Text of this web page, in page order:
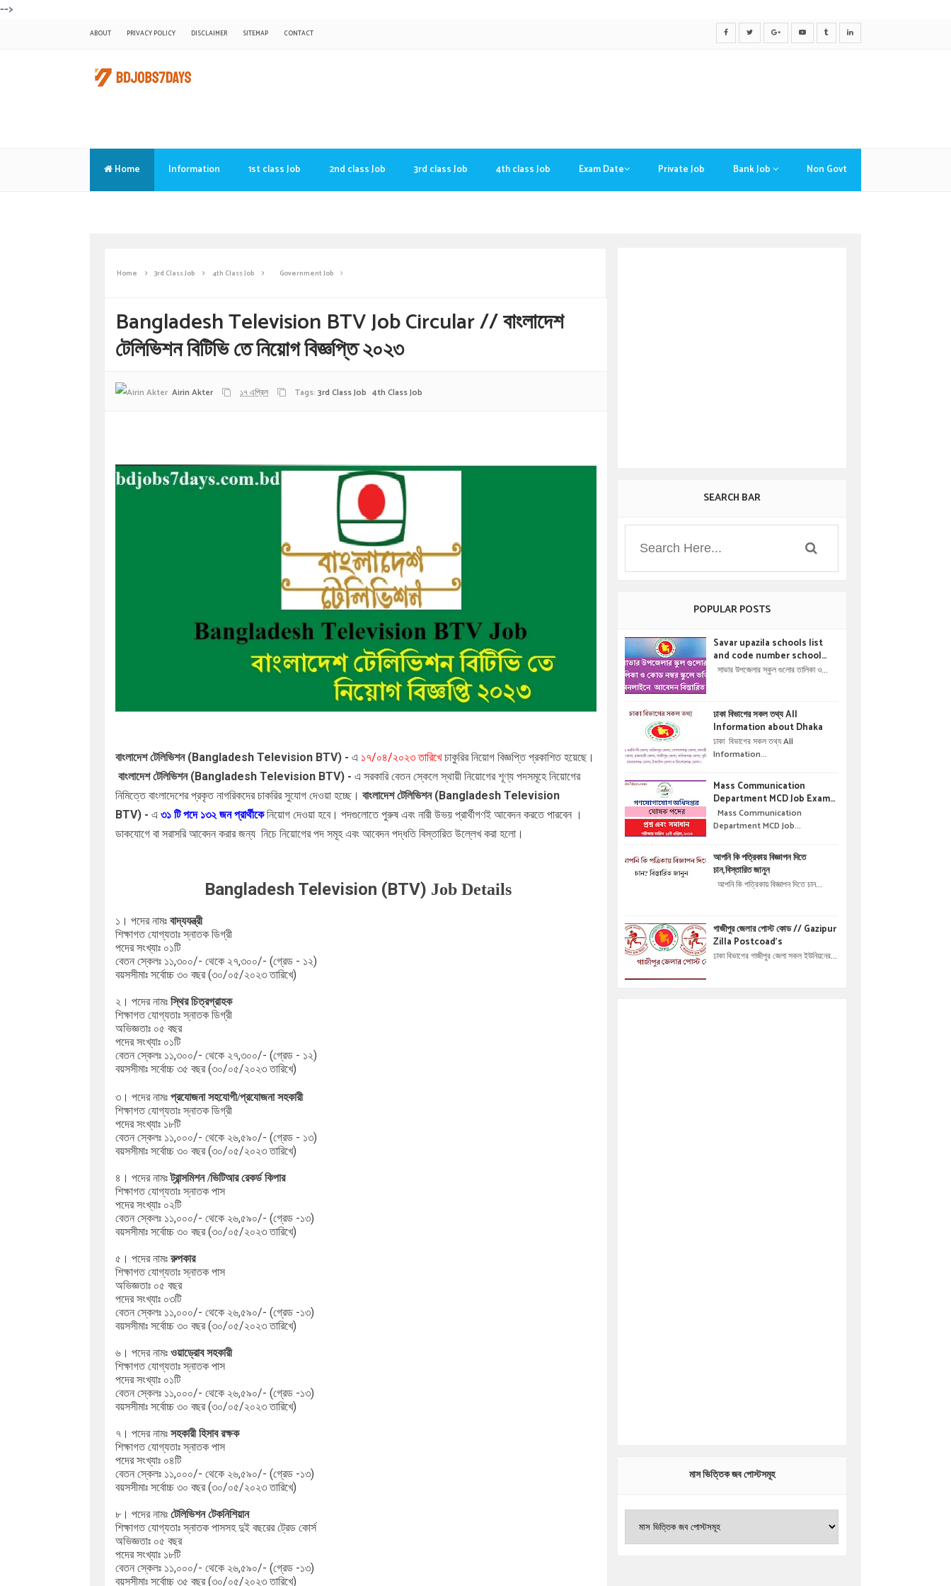
-->
ABOUT PRIVACY POLICY DISCLAIMER SITEMAP CONTACT
Home Information 1st class Job 2nd class Job 3rd class Job 4th class Job Exam Date Private Job Bank Job Non Govt
Home 3rd Class Job 4th Class Job Government Job
Bangladesh Television BTV Job Circular // বাংলাদেশ
টেলিভিশন বিটিভি তে নিয়োগ বিজ্ঞপ্তি ২০২৩
Airin Akter ১৭ এপ্রিল Tags: 3rd Class Job 4th Class Job
বাংলাদেশ টেলিভিশন (Bangladesh Television BTV) - এ ১৭/০৪/২০২৩ তারিখেচাকুরির নিয়োগ বিজ্ঞপ্তি প্রকাশিত হয়েছে।
বাংলাদেশ টেলিভিশন (Bangladesh Television BTV) - এ সরকারি বেতন স্কেলে স্থায়ী নিয়োগের শূণ্য পদসমূহে নিয়োগের
নিমিত্তে বাংলাদেশের প্রকৃত নাগরিকদের চাকরির সুযোগ দেওয়া হচ্ছে। বাংলাদেশ টেলিভিশন (Bangladesh Television
BTV) - এ ৩১ টি পদে ১৩২ জন প্রার্থীকেনিয়োগ দেওয়া হবে। পদগুলোতে পুরুষ এবং নারী উভয় প্রার্থীগণই আবেদন করতে পারবেন ।
ডাকযোগে বা সরাসরি আবেদন করার জন্য নিচে নিয়োগের পদ সমূহ এবং আবেদন পদ্ধতি বিস্তারিত উল্লেখ করা হলো।
Bangladesh Television (BTV) Job Details
১। পদের নামঃ বাদ্যযন্ত্রী
শিক্ষাগত যোগ্যতাঃ স্নাতক ডিগ্রী
পদের সংখ্যাঃ ০১টি
বেতন স্কেলঃ ১১,৩০০/- থেকে ২৭,৩০০/- (গ্রেড - ১২)
বয়সসীমাঃ সর্বোচ্চ ৩০ বছর (৩০/০৫/২০২৩ তারিখে)
২। পদের নামঃ স্থির চিত্রগ্রাহক
শিক্ষাগত যোগ্যতাঃ স্নাতক ডিগ্রী
অভিজ্ঞতাঃ ০৫ বছর
পদের সংখ্যাঃ ০১টি
বেতন স্কেলঃ ১১,৩০০/- থেকে ২৭,৩০০/- (গ্রেড - ১২)
বয়সসীমাঃ সর্বোচ্চ ৩৫ বছর (৩০/০৫/২০২৩ তারিখে)
৩। পদের নামঃ প্রযোজনা সহযোগী/প্রযোজনা সহকারী
শিক্ষাগত যোগ্যতাঃ স্নাতক ডিগ্রী
পদের সংখ্যাঃ ১৮টি
বেতন স্কেলঃ ১১,০০০/- থেকে ২৬,৫৯০/- (গ্রেড - ১৩)
বয়সসীমাঃ সর্বোচ্চ ৩০ বছর (৩০/০৫/২০২৩ তারিখে)
৪। পদের নামঃট্রান্সমিশন /ভিটিআর রেকর্ড কিপার
শিক্ষাগত যোগ্যতাঃ স্নাতক পাস
পদের সংখ্যাঃ ০২টি
বেতন স্কেলঃ ১১,০০০/- থেকে ২৬,৫৯০/- (গ্রেড -১৩)
বয়সসীমাঃ সর্বোচ্চ ৩০ বছর (৩০/০৫/২০২৩ তারিখে)
৫। পদের নামঃরুপকার
শিক্ষাগত যোগ্যতাঃ স্নাতক পাস
অভিজ্ঞতাঃ ০৫ বছর
পদের সংখ্যাঃ ০৩টি
বেতন স্কেলঃ ১১,০০০/- থেকে ২৬,৫৯০/- (গ্রেড -১৩)
বয়সসীমাঃ সর্বোচ্চ ৩০ বছর (৩০/০৫/২০২৩ তারিখে)
৬। পদের নামঃ ওয়াড্রোব সহকারী
শিক্ষাগত যোগ্যতাঃ স্নাতক পাস
পদের সংখ্যাঃ ০১টি
বেতন স্কেলঃ ১১,০০০/- থেকে ২৬,৫৯০/- (গ্রেড -১৩)
বয়সসীমাঃ সর্বোচ্চ ৩০ বছর (৩০/০৫/২০২৩ তারিখে)
৭। পদের নামঃ সহকারী হিসাব রক্ষক
শিক্ষাগত যোগ্যতাঃ স্নাতক পাস
পদের সংখ্যাঃ ০৪টি
বেতন স্কেলঃ ১১,০০০/- থেকে ২৬,৫৯০/- (গ্রেড -১৩)
বয়সসীমাঃ সর্বোচ্চ ৩০ বছর (৩০/০৫/২০২৩ তারিখে)
৮। পদের নামঃ টেলিভিশন টেকনিশিয়ান
শিক্ষাগত যোগ্যতাঃ স্নাতক পাসসহ দুই বছরের ট্রেড কোর্স
অভিজ্ঞতাঃ ০৫ বছর
পদের সংখ্যাঃ ১৮টি
বেতন স্কেলঃ ১১,০০০/- থেকে ২৬,৫৯০/- (গ্রেড -১৩)
বয়সসীমাঃ সর্বোচ্চ ৩৫ বছর (৩০/০৫/২০২৩ তারিখে)
SEARCH BAR
POPULAR POSTS
Savar upazila schools list
and code number school
admisson online application
অনলাইনে আবেদন বিস্তারিত ।
সাভার উপজেলার স্কুল গুলোর তালিকা ও...
ঢাকা বিভাগের সকল তথ্য All
Information about Dhaka
ঢাকা বিভাগের সকল তথ্য All
Information...
Mass Communication
Department MCD Job Exam
Question & solution //
গণযোগাযোগ অধিদপ্তরে নিয়োগ পরীক্ষার
Mass Communication
Department MCD Job...
আপনি কি পত্রিকায় বিজ্ঞাপন দিতে
চান,বিস্তারিত জানুন
আপনি কি পত্রিকায় বিজ্ঞাপন দিতে চান...
গাজীপুর জেলার পোস্ট কোড // Gazipur
Zilla Postcoad's
ঢাকা বিভাগের গাজীপুর জেলা সকল ইউনিয়নের...
মাস ভিত্তিক জব পোস্টসমূহ